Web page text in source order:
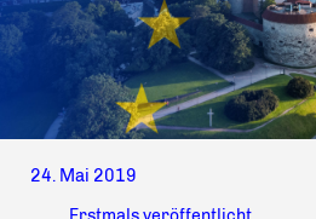
24. Mai 2019